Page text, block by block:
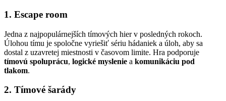
1. Escape room
Jedna z najpopulárnejších tímových hier v posledných rokoch.
Úlohou tímu je spoločne vyriešiť sériu hádaniek a úloh, aby sa
dostal z uzavretej miestnosti v časovom limite. Hra podporuje
tímovú spoluprácu, logické myslenie a komunikáciu pod
tlakom.
2. Tímové šarády